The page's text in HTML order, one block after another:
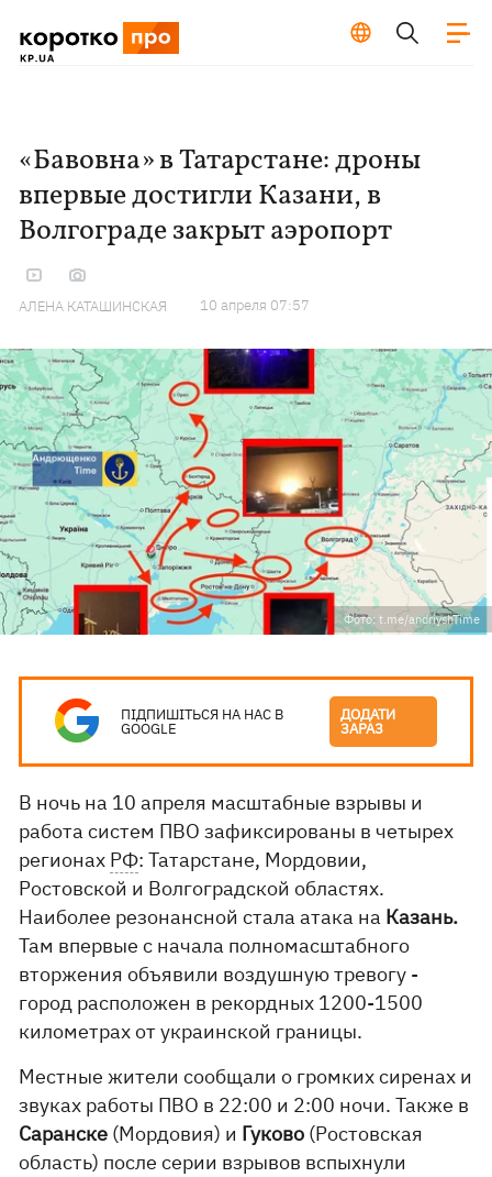
«Бавовна» в Татарстане: дроны
впервые достигли Казани, в
Волгограде закрыт аэропорт
АЛЕНА КАТАШИНСКАЯ 10 апреля 07:57
Фото: t.me/andriyshTime
ПІДПИШІТЬСЯ НА НАС В
GOOGLE
ДОДАТИ
ЗАРАЗ
В ночь на 10 апреля масштабные взрывы и
работа систем ПВО зафиксированы в четырех
регионах РФ: Татарстане, Мордовии,
Ростовской и Волгоградской областях.
Наиболее резонансной стала атака на Казань.
Там впервые с начала полномасштабного
вторжения объявили воздушную тревогу -
город расположен в рекордных 1200-1500
километрах от украинской границы.
Местные жители сообщали о громких сиренах и
звуках работы ПВО в 22:00 и 2:00 ночи. Также в
Саранске (Мордовия) и Гуково (Ростовская
область) после серии взрывов вспыхнули